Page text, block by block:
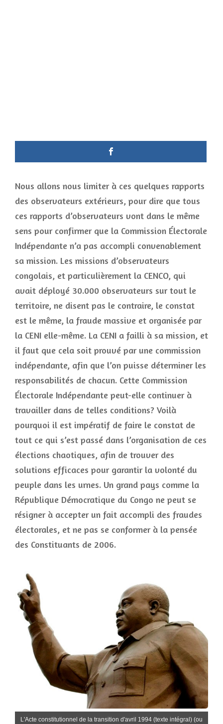
Nous allons nous limiter à ces quelques rapports
des observateurs extérieurs, pour dire que tous
ces rapports d’observateurs vont dans le même
sens pour confirmer que la Commission Électorale
Indépendante n’a pas accompli convenablement
sa mission. Les missions d’observateurs
congolais, et particulièrement la CENCO, qui
avait déployé 30.000 observateurs sur tout le
territoire, ne disent pas le contraire, le constat
est le même, la fraude massive et organisée par
la CENI elle-même. La CENI a failli à sa mission, et
il faut que cela soit prouvé par une commission
indépendante, afin que l’on puisse déterminer les
responsabilités de chacun. Cette Commission
Électorale Indépendante peut-elle continuer à
travailler dans de telles conditions? Voilà
pourquoi il est impératif de faire le constat de
tout ce qui s’est passé dans l’organisation de ces
élections chaotiques, afin de trouver des
solutions efficaces pour garantir la volonté du
peuple dans les urnes. Un grand pays comme la
République Démocratique du Congo ne peut se
résigner à accepter un fait accompli des fraudes
électorales, et ne pas se conformer à la pensée
des Constituants de 2006.
L'Acte constitutionnel de la transition d'avril 1994 (texte intégral) (ou